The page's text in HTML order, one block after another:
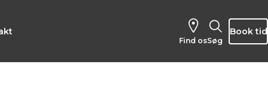
Find os Søg
Book tid